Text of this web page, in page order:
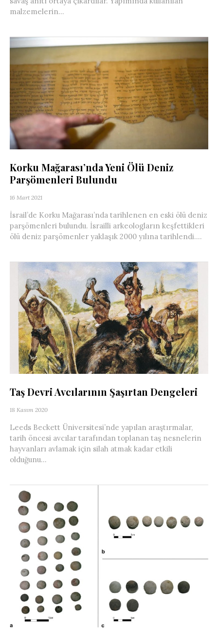
malzemelerin...
Korku Mağarası’nda Yeni Ölü Deniz
Parşömenleri Bulundu
16 Mart 2021
İsrail’de Korku Mağarası’nda tarihlenen en eski ölü deniz
parşömenleri bulundu. İsrailli arkeologların keşfettikleri
ölü deniz parşömenler yaklaşık 2000 yılına tarihlendi....
Taş Devri Avcılarının Şaşırtan Dengeleri
18 Kasım 2020
Leeds Beckett Üniversitesi’nde yapılan araştırmalar,
tarih öncesi avcılar tarafından toplanan taş nesnelerin
hayvanları avlamak için silah atmak kadar etkili
olduğunu...